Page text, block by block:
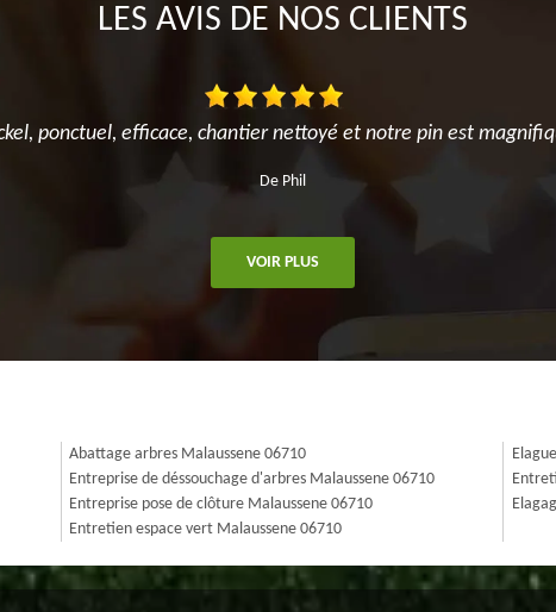
LES AVIS DE NOS CLIENTS
ponctuel, efficace, chantier nettoyé et notre pin est
De Phil
VOIR PLUS
Abattage arbres Malaussene 06710
Entreprise de déssouchage d'arbres Malaussene 06710
Entreprise pose de clôture Malaussene 06710
Entretien espace vert Malaussene 06710